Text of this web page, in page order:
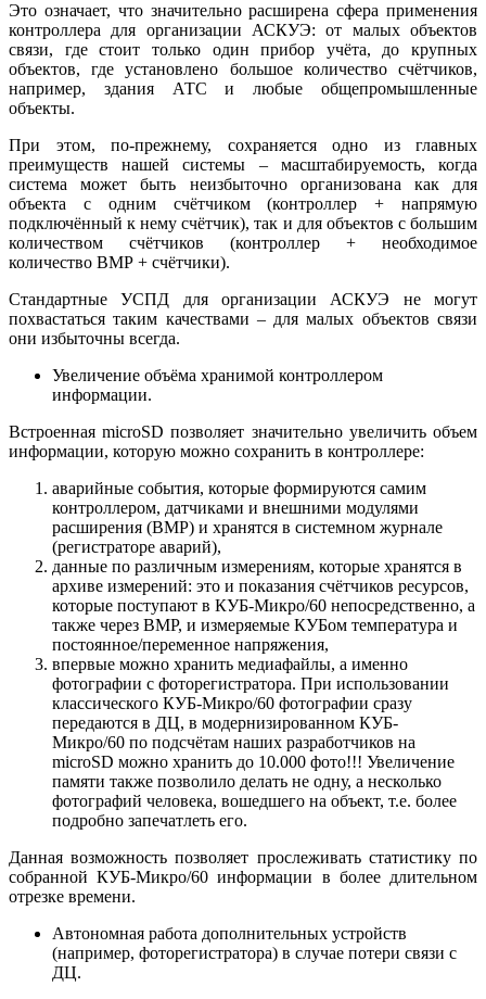
Это означает, что значительно расширена сфера применения
контроллера для организации АСКУЭ: от малых объектов
связи, где стоит только один прибор учёта, до крупных
объектов, где установлено большое количество счётчиков,
например, здания АТС и любые общепромышленные
объекты.
При этом, по-прежнему, сохраняется одно из главных
преимуществ нашей системы – масштабируемость, когда
система может быть неизбыточно организована как для
объекта с одним счётчиком (контроллер + напрямую
подключённый к нему счётчик), так и для объектов с большим
количеством счётчиков (контроллер + необходимое
количество ВМР + счётчики).
Стандартные УСПД для организации АСКУЭ не могут
похвастаться таким качествами – для малых объектов связи
они избыточны всегда.
Увеличение объёма хранимой контроллером
информации.
Встроенная microSD позволяет значительно увеличить объем
информации, которую можно сохранить в контроллере:
аварийные события, которые формируются самим
контроллером, датчиками и внешними модулями
расширения (ВМР) и хранятся в системном журнале
(регистраторе аварий),
данные по различным измерениям, которые хранятся в
архиве измерений: это и показания счётчиков ресурсов,
которые поступают в КУБ-Микро/60 непосредственно, а
также через ВМР, и измеряемые КУБом температура и
постоянное/переменное напряжения,
впервые можно хранить медиафайлы, а именно
фотографии с фоторегистратора. При использовании
классического КУБ-Микро/60 фотографии сразу
передаются в ДЦ, в модернизированном КУБ-
Микро/60 по подсчётам наших разработчиков на
microSD можно хранить до 10.000 фото!!! Увеличение
памяти также позволило делать не одну, а несколько
фотографий человека, вошедшего на объект, т.е. более
подробно запечатлеть его.
Данная возможность позволяет прослеживать статистику по
собранной КУБ-Микро/60 информации в более длительном
отрезке времени.
Автономная работа дополнительных устройств
(например, фоторегистратора) в случае потери связи с
ДЦ.